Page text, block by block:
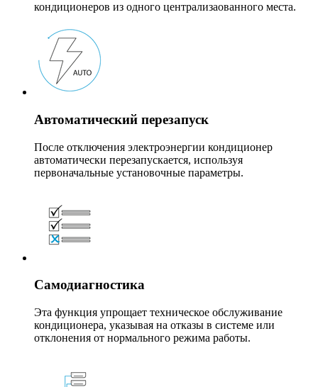
кондиционеров из одного централизаованного места.
Автоматический перезапуск
После отключения электроэнергии кондиционер
автоматически перезапускается, используя
первоначальные установочные параметры.
Самодиагностика
Эта функция упрощает техническое обслуживание
кондиционера, указывая на отказы в системе или
отклонения от нормального режима работы.